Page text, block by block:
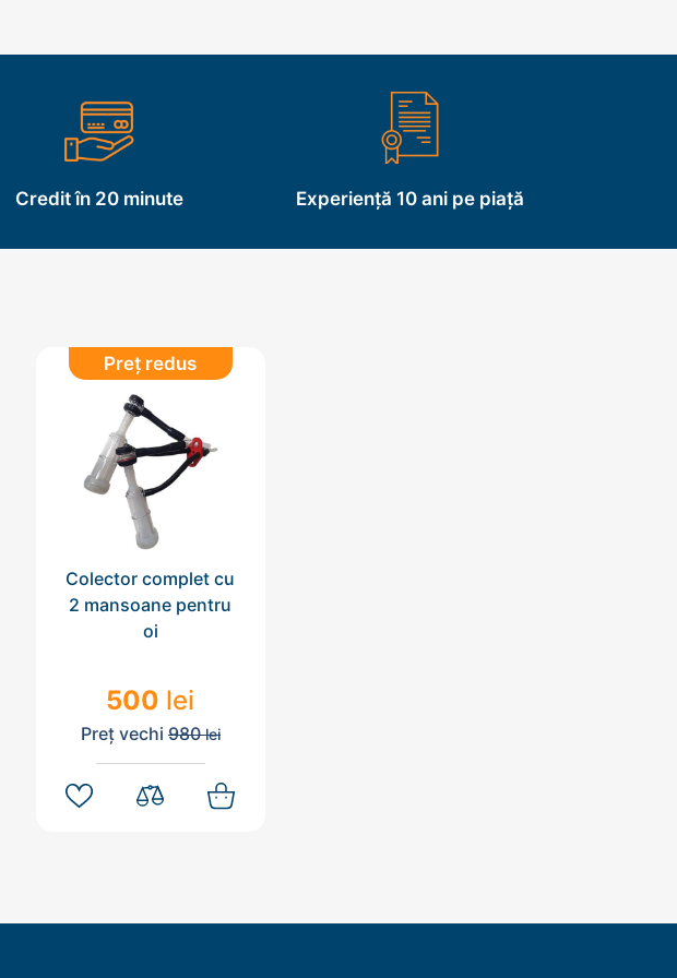
Credit în 20 minute Experiență 10 ani pe piață
Preț redus
Colector complet cu
2 mansoane pentru
oi
500 lei
Preț vechi 980lei